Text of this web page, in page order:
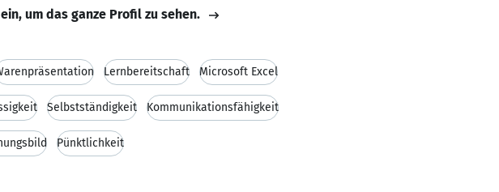
um das ganze Profil zu sehen.
Lernbereitschaft Microsoft Excel
Selbstständigkeit Kommunikationsfähigkeit
Pünktlichkeit